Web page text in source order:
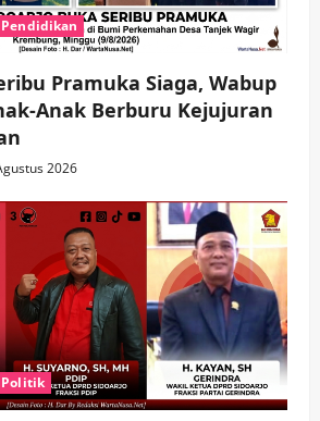
Pendidikan
Pramuka Siaga, Wabup
Anak Berburu Kejujuran
2026
Politik